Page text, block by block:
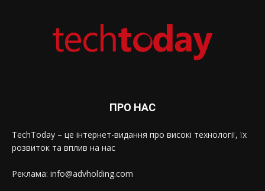
ПРО НАС
TechToday – це інтернет-видання про високі технології, їх
розвиток та вплив на нас
Реклама: info@advholding.com